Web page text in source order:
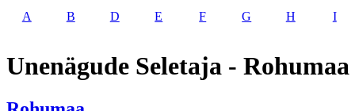
A B D E F G H I
Unenägude Seletaja - Rohumaa